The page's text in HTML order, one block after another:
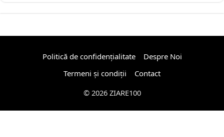
Politică de confidențialitate
Despre Noi
Termeni și condiții
Contact
© 2026 ZIARE100